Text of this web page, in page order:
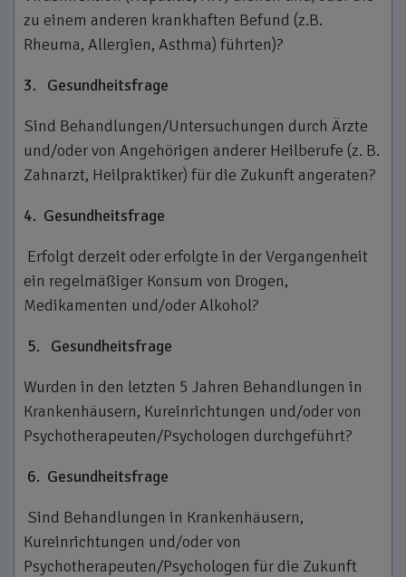
zu einem anderen krankhaften Befund (z.B.
Rheuma, Allergien, Asthma) führten)?
3. Gesundheitsfrage
Sind Behandlungen/Untersuchungen durch Ärzte
und/oder von Angehörigen anderer Heilberufe (z. B.
Zahnarzt, Heilpraktiker) für die Zukunft angeraten?
4. Gesundheitsfrage
Erfolgt derzeit oder erfolgte in der Vergangenheit
ein regelmäßiger Konsum von Drogen,
Medikamenten und/oder Alkohol?
5. Gesundheitsfrage
Wurden in den letzten 5 Jahren Behandlungen in
Krankenhäusern, Kureinrichtungen und/oder von
Psychotherapeuten/Psychologen durchgeführt?
6. Gesundheitsfrage
Sind Behandlungen in Krankenhäusern,
Kureinrichtungen und/oder von
Psychotherapeuten/Psychologen für die Zukunft